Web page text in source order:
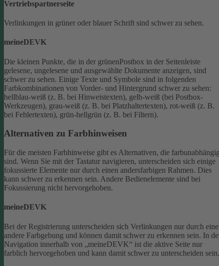
Vertriebspartnerseite
Verlinkungen in grüner oder blauer Schrift sind schwer zu sehen.
meineDEVK
Die kleinen Punkte, die in der grünenPostbox in der Seitenleiste
gelesene, ungelesene und ausgewählte Dokumente anzeigen, sind
schwer zu sehen. Einige Texte und Symbole sind in folgenden
Farbkombinationen von Vorder- und Hintergrund schwer zu sehen:
hellblau-weiß (z. B. bei Hinweistexten), gelb-weiß (bei Postbox-
Werkzeugen), grau-weiß (z. B. bei Platzhaltertexten), rot-weiß (z. B.
bei Fehlertexten), grün-hellgrün (z. B. bei Filtern).
Alternativen zu Farbhinweisen
Für die meisten Farbhinweise gibt es Alternativen, die
sind. Wenn Sie mit der Tastatur navigieren, unterscheiden sich einige
fokussierte Elemente nur durch einen andersfarbigen Rahmen. Dies
kann schwer zu erkennen sein. Andere Bedienelemente sind bei
Fokussierung nicht hervorgehoben.
meineDEVK
Bei der Registrierung unterscheiden sich Verlinkungen nur durch eine
andere Farbgebung und können damit schwer zu erkennen sein. In
Navigation innerhalb von „meineDEVK“ ist die aktive Seite nur
farblich hervorgehoben und kann damit schwer zu unterscheiden sein.